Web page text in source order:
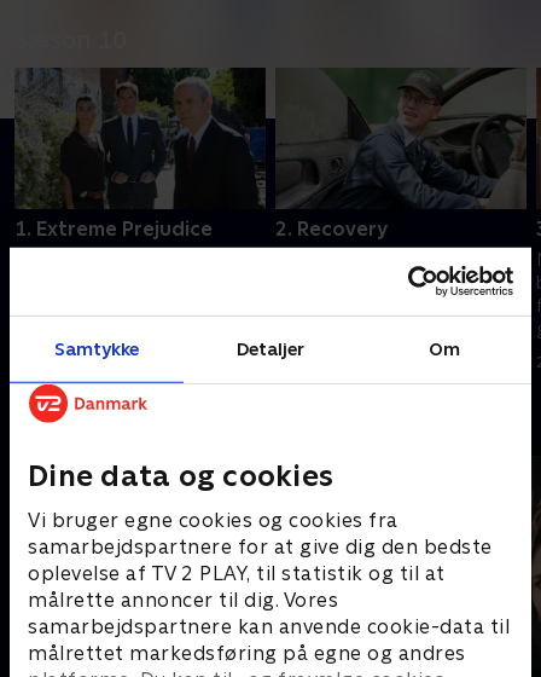
Samtykke Detaljer Om
Dine data og cookies
Vi bruger egne cookies og cookies fra
samarbejdspartnere for at give dig den bedste
oplevelse af TV 2 PLAY, til statistik og til at
målrette annoncer til dig. Vores
samarbejdspartnere kan anvende cookie-data til
målrettet markedsføring på egne og andres
1. Extreme Prejudice
på den kriminelle bagmand.
23. december 2025 • 42 min
2. Recovery
facilitetschef bliver fundet fire
efterforske sagen, der
23. december 2025 • 41 min
Andre så også